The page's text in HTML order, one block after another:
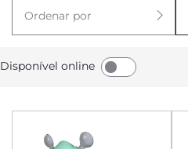
Ordenar por
Disponível online